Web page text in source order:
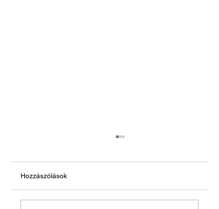
Hozzászólások